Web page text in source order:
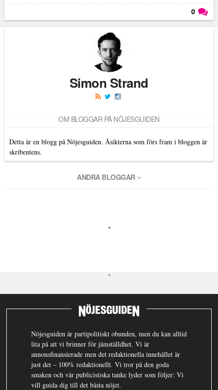
0
Simon Strand
OM BLOGGAR PÅ NÖJESGUIDEN
Detta är en blogg på Nöjesguiden. Åsikterna som förs fram i bloggen är
skribentens.
ANDRA BLOGGAR
Nöjesguiden är partipolitiskt obunden, men du kan alltid
lita på att vi brinner för jämställdhet. Vi är
annonsfinansierade men det redaktionella innehållet är
just det – 100% redaktionellt. Vi tror på den goda
smaken och vår publicistiska tanke lyder som följer: Vi
vill guida dig till det bästa nöjet.